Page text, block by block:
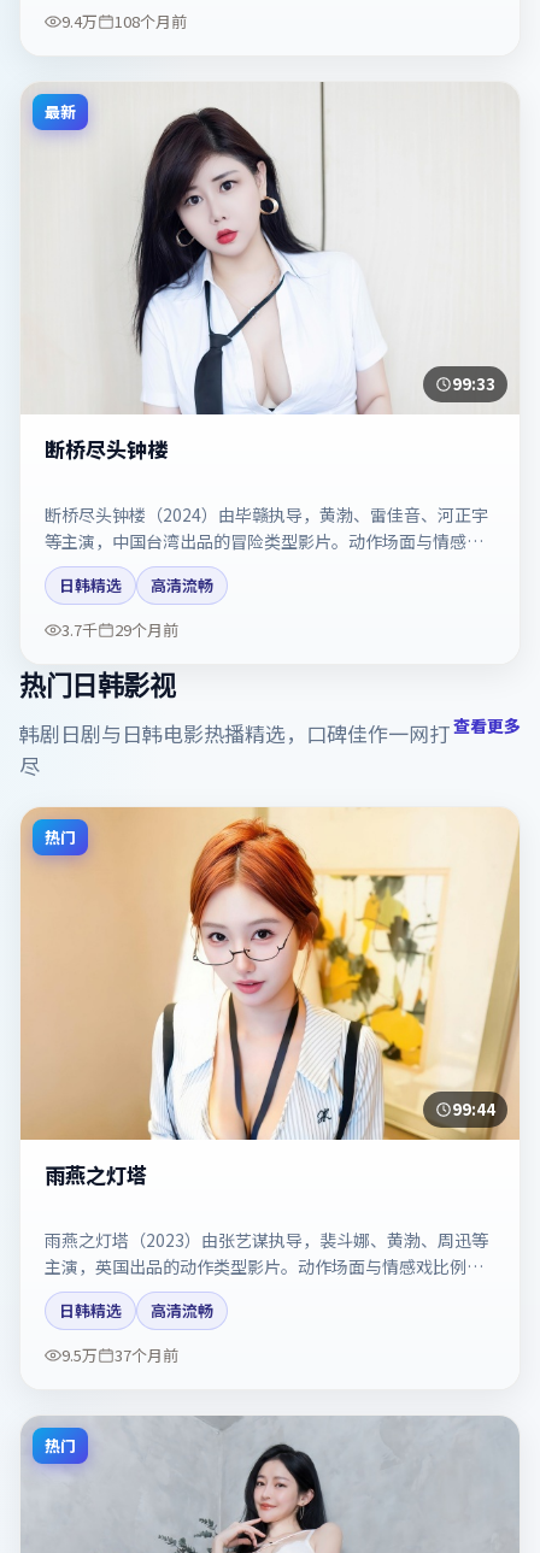
9.4万
108个月前
最新
99:33
断桥尽头钟楼
断桥尽头钟楼（2024）由毕赣执导，黄渤、雷佳音、河正宇
等主演，中国台湾出品的冒险类型影片。动作场面与情感戏
比例拿捏得当。剧情简介与主创信息可供检索参考，上映日
期以片方资料为准。
日韩精选
高清流畅
3.7千
29个月前
热门日韩影视
韩剧日剧与日韩电影热播精选，口碑佳作一网打
尽
查看更多
热门
99:44
雨燕之灯塔
雨燕之灯塔（2023）由张艺谋执导，裴斗娜、黄渤、周迅等
主演，英国出品的动作类型影片。动作场面与情感戏比例拿
捏得当。剧情简介与主创信息可供检索参考，上映日期以片
方资料为准。
日韩精选
高清流畅
9.5万
37个月前
热门